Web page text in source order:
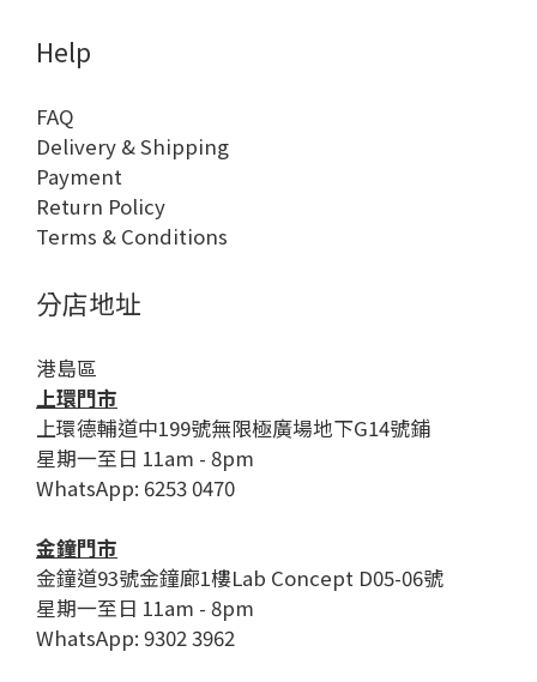
Help
FAQ
Delivery & Shipping
Payment
Return Policy
Terms & Conditions
分店地址
港島區
上環門市
上環德輔道中199號無限極廣場地下G14號鋪
星期一至日 11am - 8pm
WhatsApp: 6253 0470
金鐘門市
金鐘道93號金鐘廊1樓Lab Concept D05-06號
星期一至日 11am - 8pm
WhatsApp: 9302 3962